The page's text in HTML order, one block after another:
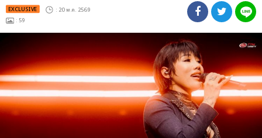
EXCLUSIVE : 20 พ.ค. 2569
: 59